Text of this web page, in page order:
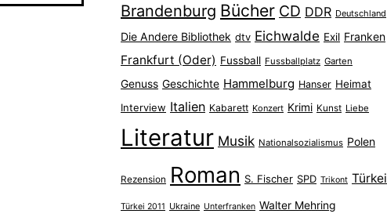
Brandenburg Bücher CD DDR Deutschland
Die Andere Bibliothek dtv Eichwalde Exil Franken
Frankfurt (Oder) Fussball Fussballplatz Garten
Genuss Geschichte Hammelburg Hanser Heimat
Interview Italien Kabarett Konzert Krimi Kunst Liebe
Literatur Musik Nationalsozialismus Polen
Rezension Roman S. Fischer SPD Trikont Türkei
Türkei 2011 Ukraine Unterfranken Walter Mehring